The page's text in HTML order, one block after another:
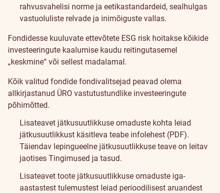
rahvusvahelisi norme ja eetikastandardeid, sealhulgas
vastuoluliste relvade ja inimõiguste vallas.
Fondidesse kuuluvate ettevõtete ESG risk hoitakse kõikide
investeeringute kaalumise kaudu reitingutasemel
„keskmine“ või sellest madalamal.
Kõik valitud fondide fondivalitsejad peavad olema
allkirjastanud ÜRO vastutustundlike investeeringute
põhimõtted.
Lisateavet jätkusuutlikkuse omaduste kohta leiad
jätkusuutlikkust käsitleva teabe infolehest (PDF).
Täiendav lepingueelne jätkusuutlikkuse teave on leitav
jaotises Tingimused ja tasud.
Lisateavet toote jätkusuutlikkuse omaduste iga-
aastastest tulemustest leiad perioodilisest aruandest